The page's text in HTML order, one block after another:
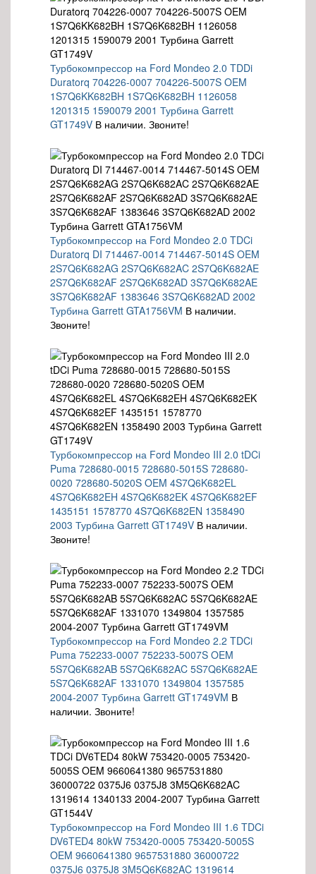
Турбокомпрессор на Ford Mondeo 2.0 TDDi
Duratorq 704226-0007 704226-5007S OEM
1S7Q6KK682BH 1S7Q6K682BH 1126058
1201315 1590079 2001 Турбина Garrett
GT1749V В наличии. Звоните!
Турбокомпрессор на Ford Mondeo 2.0 TDCi
Duratorq DI 714467-0014 714467-5014S OEM
2S7Q6K682AG 2S7Q6K682AC 2S7Q6K682AE
2S7Q6K682AF 2S7Q6K682AD 3S7Q6K682AE
3S7Q6K682AF 1383646 3S7Q6K682AD 2002
Турбина Garrett GTA1756VM В наличии.
Звоните!
Турбокомпрессор на Ford Mondeo III 2.0 tDCi
Puma 728680-0015 728680-5015S 728680-
0020 728680-5020S OEM 4S7Q6K682EL
4S7Q6K682EH 4S7Q6K682EK 4S7Q6K682EF
1435151 1578770 4S7Q6K682EN 1358490
2003 Турбина Garrett GT1749V В наличии.
Звоните!
Турбокомпрессор на Ford Mondeo 2.2 TDCi
Puma 752233-0007 752233-5007S OEM
5S7Q6K682AB 5S7Q6K682AC 5S7Q6K682AE
5S7Q6K682AF 1331070 1349804 1357585
2004-2007 Турбина Garrett GT1749VM В
наличии. Звоните!
Турбокомпрессор на Ford Mondeo III 1.6 TDCi
DV6TED4 80kW 753420-0005 753420-5005S
OEM 9660641380 9657531880 36000722
0375J6 0375J8 3M5Q6K682AC 1319614